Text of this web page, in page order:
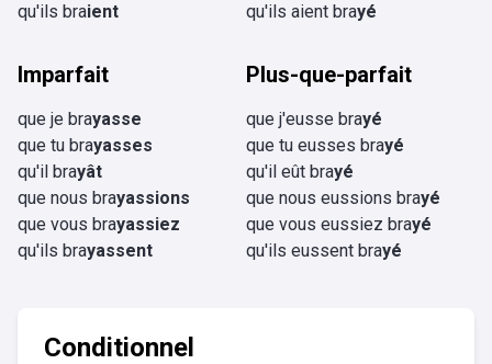
qu'ils braient
qu'ils aient brayé
Imparfait
que je brayasse
que tu brayasses
qu'il brayât
que nous brayassions
que vous brayassiez
qu'ils brayassent
Plus-que-parfait
que j'eusse brayé
que tu eusses brayé
qu'il eût brayé
que nous eussions brayé
que vous eussiez brayé
qu'ils eussent brayé
Conditionnel